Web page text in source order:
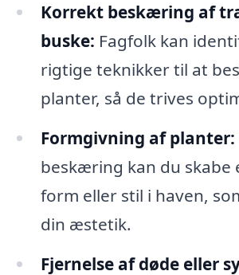
Korrekt beskæring af
buske: Fagfolk kan
rigtige teknikker til at
planter, så de trives
Formgivning af planter:
beskæring kan du skabe
form eller stil i haven,
din æstetik.
Fjernelse af døde eller